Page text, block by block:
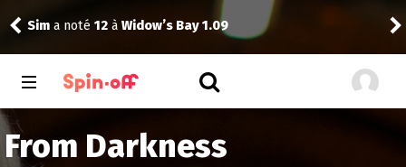
Drannocka noté14àStargate SG-1 1.13
From Darkness